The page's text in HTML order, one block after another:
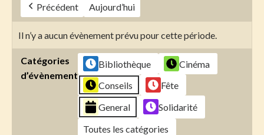
Précédent Aujourd’hui
Il n’y a aucun évènement prévu pour cette période.
Catégories
d’évènement
Bibliothèque
Cinéma
Conseils
Fête
General
Solidarité
Toutes les catégories